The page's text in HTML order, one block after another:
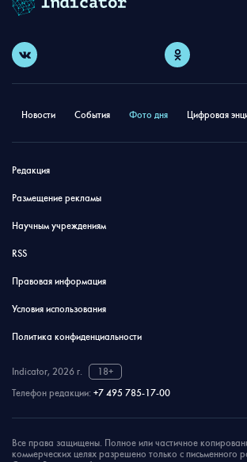
Новости События Фото дня Цифровая
Редакция
Размещение рекламы
Научным учреждениям
RSS
Правовая информация
Условия использования
Политика конфиденциальности
Indicator, 2026 г.
18+
Телефон редакции: +7 495 785-17-00
Все права защищены. Полное или частичное
коммерческих целях разрешено только с письменного